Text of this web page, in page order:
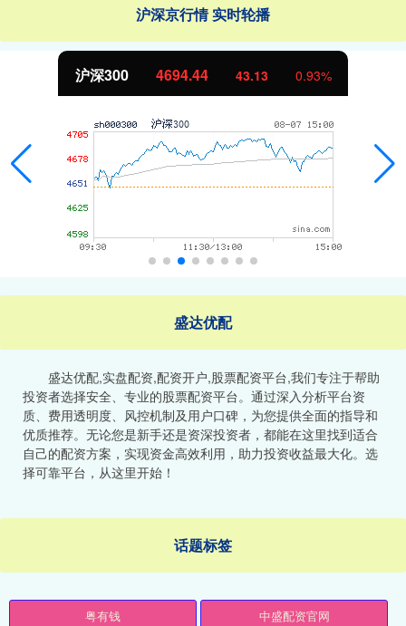
沪深京行情 实时轮播
43.13 0.93% 北证50
盛达优配
盛达优配,实盘配资,配资开户,股票配资平台,我们专注于帮助
投资者选择安全、专业的股票配资平台。通过深入分析平台资
质、费用透明度、风控机制及用户口碑，为您提供全面的指导和
优质推荐。无论您是新手还是资深投资者，都能在这里找到适合
自己的配资方案，实现资金高效利用，助力投资收益最大化。选
择可靠平台，从这里开始！
话题标签
粤有钱 中盛配资官网